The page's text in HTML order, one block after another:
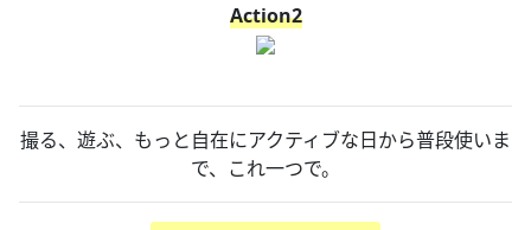
Action2
撮る、遊ぶ、もっと自在にアクティブな日から普段使いま
で、これ一つで。